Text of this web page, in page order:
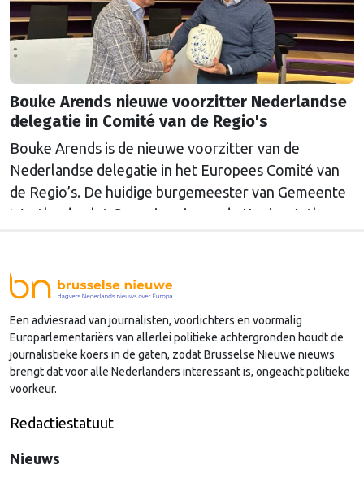
Bouke Arends nieuwe voorzitter Nederlandse
delegatie in Comité van de Regio's
Bouke Arends is de nieuwe voorzitter van de
Nederlandse delegatie in het Europees Comité van
de Regio’s. De huidige burgemeester van Gemeente
Westland volgt Commissaris van de Koning Arthur
Nederlandse regio’s behoorlijk succesvol in hun
lobby in Brussel, en dat komt vooral omdat …
Continued
Een adviesraad van journalisten, voorlichters en voormalig
Europarlementariërs van allerlei politieke achtergronden houdt de
journalistieke koers in de gaten, zodat Brusselse Nieuwe nieuws
brengt dat voor alle Nederlanders interessant is, ongeacht politieke
voorkeur.
Redactiestatuut
Nieuws